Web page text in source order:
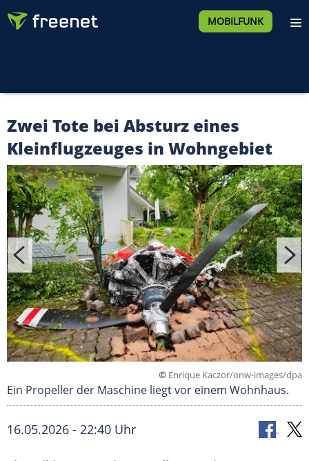
MOBILFUNK
Zwei Tote bei Absturz eines
Kleinflugzeuges in Wohngebiet
© Enrique Kaczor/onw-images/dpa
Ein Propeller der Maschine liegt vor einem Wohnhaus.
16.05.2026 - 22:40 Uhr